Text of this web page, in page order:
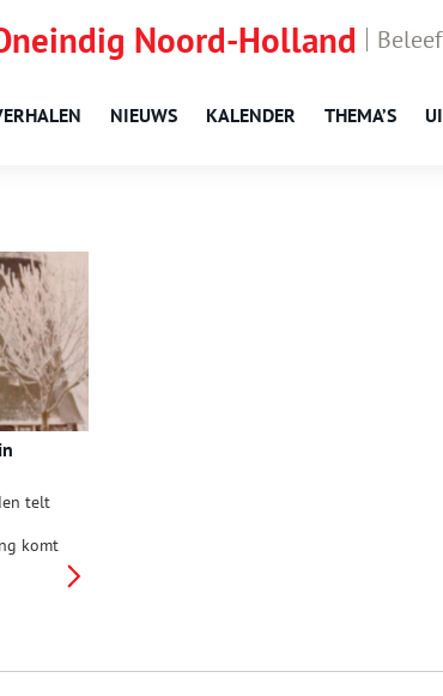
Noord-Holland
NIEUWS KALENDER THEMA’S
telt
komt